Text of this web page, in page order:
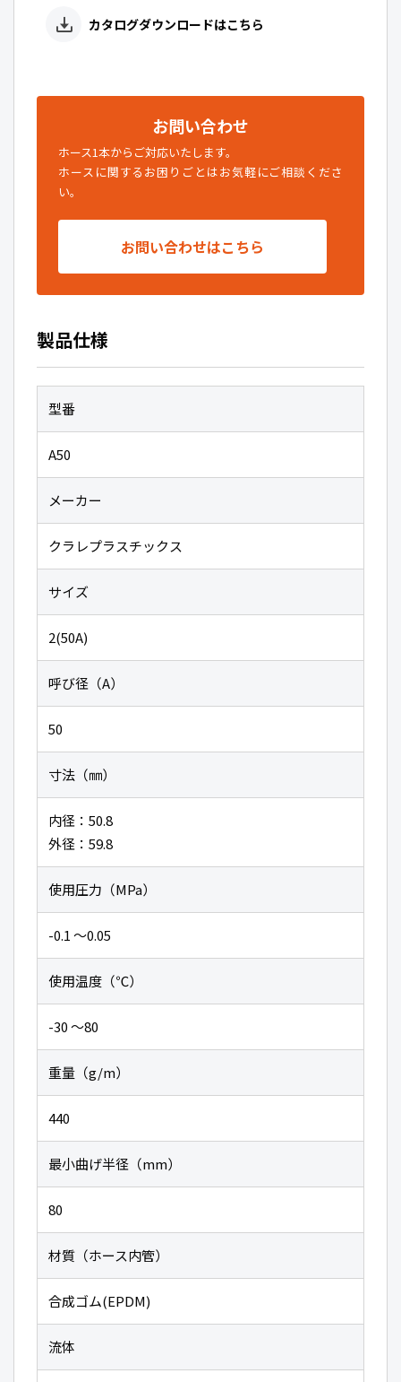
カタログダウンロードはこちら
お問い合わせ
ホース1本からご対応いたします。
ホースに関するお困りごとはお気軽にご相談くださ
い。
お問い合わせはこちら
製品仕様
型番
A50
メーカー
クラレプラスチックス
サイズ
2(50A)
呼び径（A）
50
寸法（㎜）
内径：50.8
外径：59.8
使用圧力（MPa）
-0.1 〜0.05
使用温度（℃）
-30 〜80
重量（g/m）
440
最小曲げ半径（mm）
80
材質（ホース内管）
合成ゴム(EPDM)
流体